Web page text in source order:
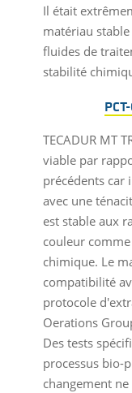
Il était
matériau
fluides de
stabilité
TECADUR MT
viable par
précédents car
avec une
est stable aux
couleur
chimique. Le
compatibilité
protocole
Oerations
Des tests
processus bio-
changement